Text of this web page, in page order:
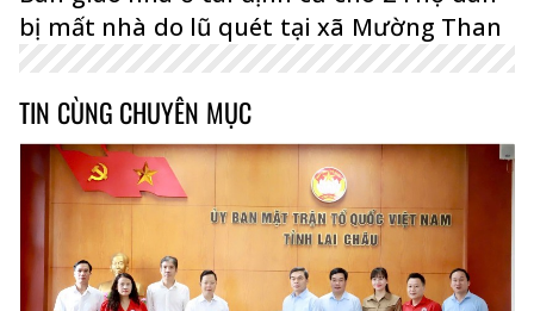
bị mất nhà do lũ quét tại xã Mường Than
TIN CÙNG CHUYÊN MỤC